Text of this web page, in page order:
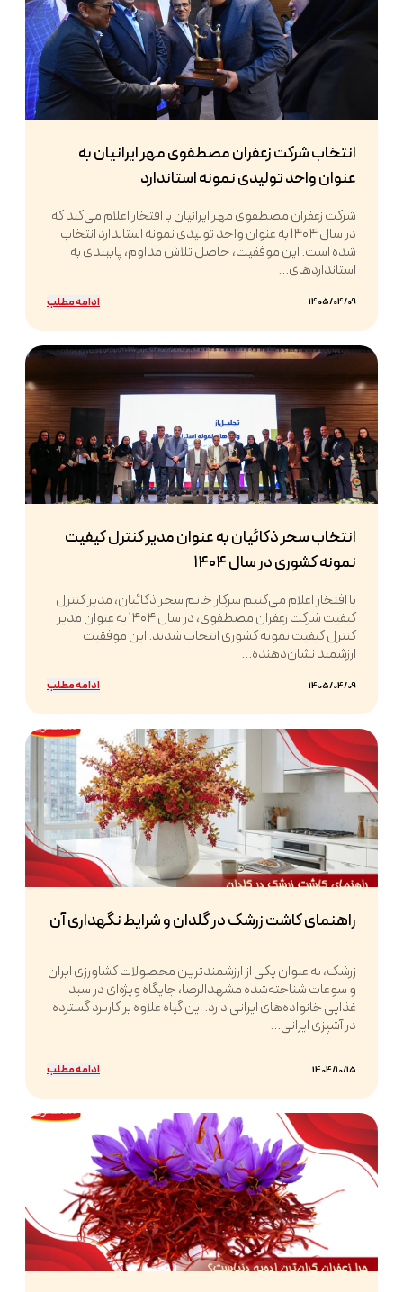
انتخاب شرکت زعفران مصطفوی مهر ایرانیان به
عنوان واحد تولیدی نمونه استاندارد
شرکت زعفران مصطفوی مهر ایرانیان با افتخار اعلام می‌کند که
در سال ۱۴۰۴ به عنوان واحد تولیدی نمونه استاندارد انتخاب
شده است. این موفقیت، حاصل تلاش مداوم، پایبندی به
استانداردهای...
1405/04/09 ادامه مطلب
انتخاب سحر ذکائیان به عنوان مدیر کنترل کیفیت
نمونه کشوری در سال ۱۴۰۴
با افتخار اعلام می‌کنیم سرکار خانم سحر ذکائیان، مدیر کنترل
کیفیت شرکت زعفران مصطفوی، در سال ۱۴۰۴ به عنوان مدیر
کنترل کیفیت نمونه کشوری انتخاب شدند. این موفقیت
ارزشمند نشان‌دهنده...
1405/04/09 ادامه مطلب
راهنمای کاشت زرشک در گلدان و شرایط نگهداری آن
زرشک، به عنوان یکی از ارزشمندترین محصولات کشاورزی ایران
و سوغات شناخته‌شده مشهدالرضا، جایگاه ویژه‌ای در سبد
غذایی خانواده‌های ایرانی دارد. این گیاه علاوه بر کاربرد گسترده
در آشپزی ایرانی...
1404/10/15 ادامه مطلب